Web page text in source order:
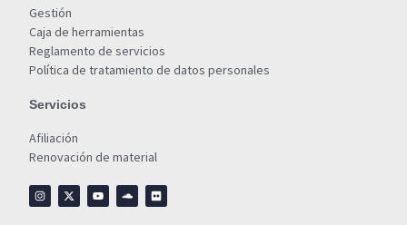
Gestión
Caja de herramientas
Reglamento de servicios
Política de tratamiento de datos personales
Servicios
Afiliación
Renovación de material